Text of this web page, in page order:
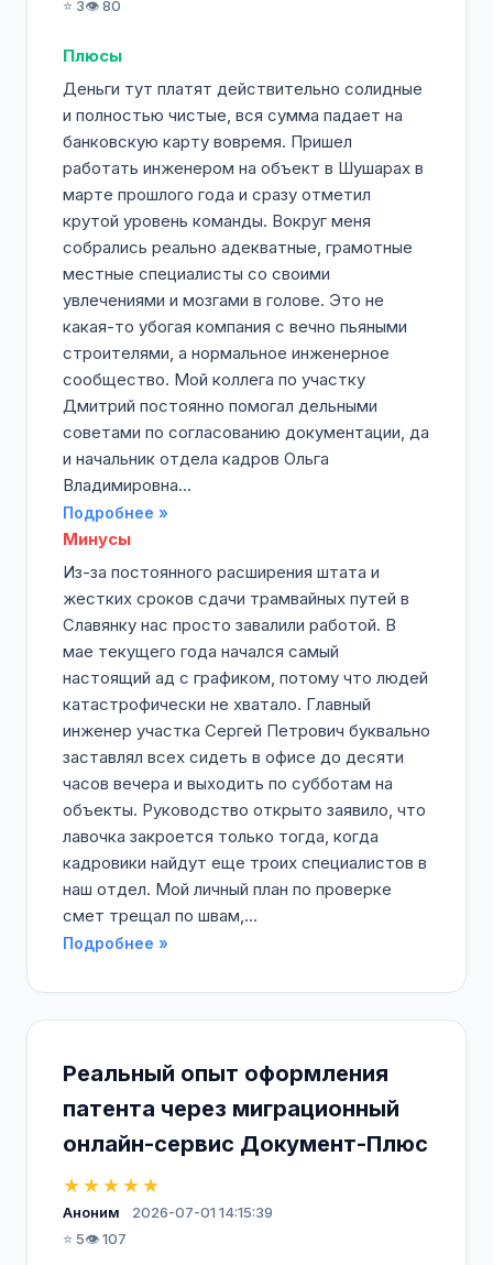
⭐ 3👁️ 80
Плюсы
Деньги тут платят действительно солидные
и полностью чистые, вся сумма падает на
банковскую карту вовремя. Пришел
работать инженером на объект в Шушарах в
марте прошлого года и сразу отметил
крутой уровень команды. Вокруг меня
собрались реально адекватные, грамотные
местные специалисты со своими
увлечениями и мозгами в голове. Это не
какая-то убогая компания с вечно пьяными
строителями, а нормальное инженерное
сообщество. Мой коллега по участку
Дмитрий постоянно помогал дельными
советами по согласованию документации, да
и начальник отдела кадров Ольга
Владимировна...
Подробнее »
Минусы
Из-за постоянного расширения штата и
жестких сроков сдачи трамвайных путей в
Славянку нас просто завалили работой. В
мае текущего года начался самый
настоящий ад с графиком, потому что людей
катастрофически не хватало. Главный
инженер участка Сергей Петрович буквально
заставлял всех сидеть в офисе до десяти
часов вечера и выходить по субботам на
объекты. Руководство открыто заявило, что
лавочка закроется только тогда, когда
кадровики найдут еще троих специалистов в
наш отдел. Мой личный план по проверке
смет трещал по швам,...
Подробнее »
Реальный опыт оформления
патента через миграционный
онлайн-сервис Документ-Плюс
★★★★★
Аноним
2026-07-01 14:15:39
⭐ 5👁️ 107